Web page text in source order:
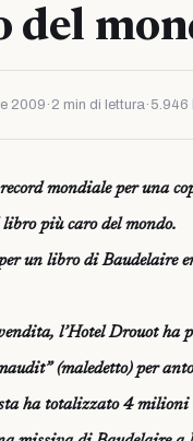
del
2009 · 2 min di lettura· 5.946
mondiale per una
più caro del mondo.
un libro di Baudelaire
vendita, l’Hotel Drouot
(maledetto) per
ha totalizzato 4